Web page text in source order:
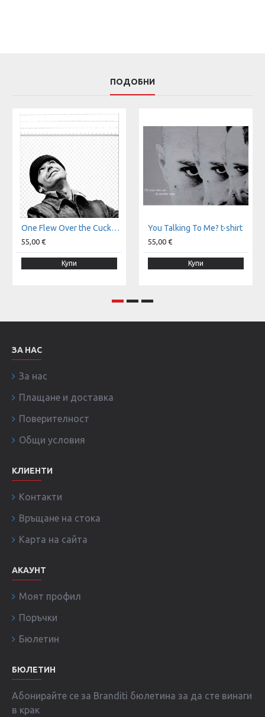
ПОДОБНИ
One Flew Over the Cuckoo's Nest t-shirt
55,00 €
Купи
You Talking To Me? t-shirt
55,00 €
Купи
ЗА НАС
За нас
Плащане и доставка
Поверителност
Общи условия
КЛИЕНТИ
Контакти
Връщане на стока
Карта на сайта
АКАУНТ
Моят профил
Поръчки
Бюлетин
БЮЛЕТИН
Абонирайте се за Branditi бюлетина за да сте винаги
в крак